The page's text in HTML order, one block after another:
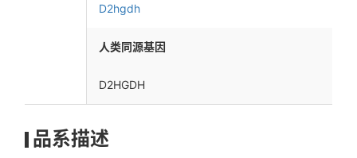
D2hgdh
人类同源基因
D2HGDH
品系描述